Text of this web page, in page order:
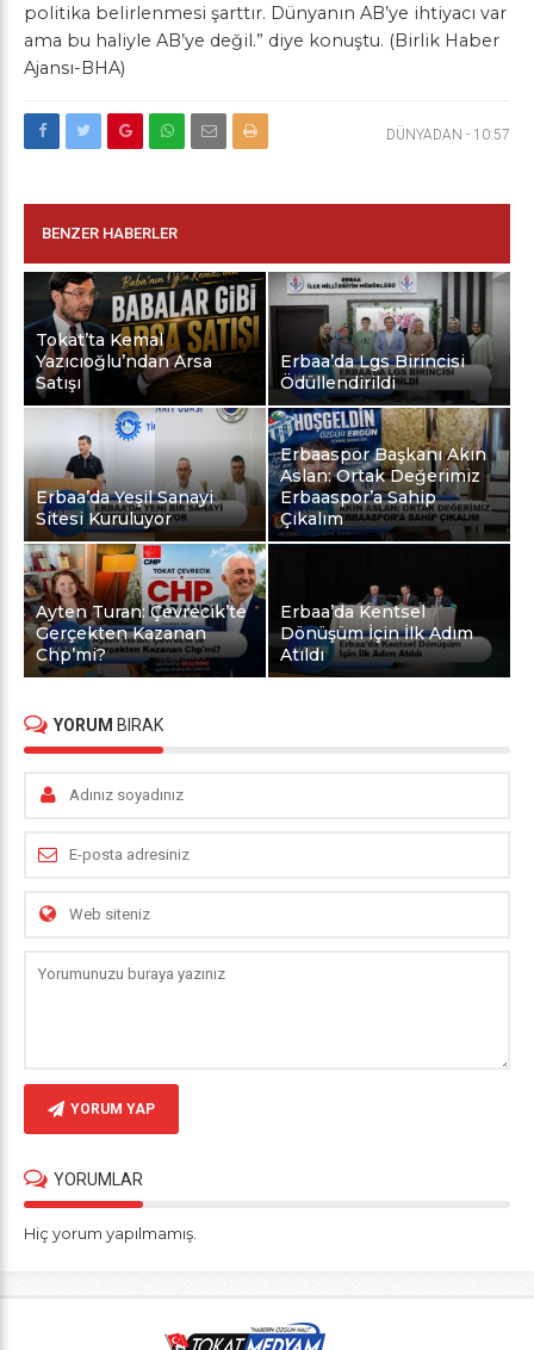
politika belirlenmesi şarttır. Dünyanın AB’ye ihtiyacı var
ama bu haliyle AB’ye değil.” diye konuştu. (Birlik Haber
Ajansı-BHA)
DÜNYADAN - 10:57
BENZER HABERLER
Tokat’ta Kemal
Yazıcıoğlu’ndan Arsa
Satışı
Erbaa’da Lgs Birincisi
Ödüllendirildi
Erbaa’da Yeşil Sanayi
Sitesi Kuruluyor
Erbaaspor Başkanı Akın
Aslan: Ortak Değerimiz
Erbaaspor’a Sahip
Çıkalım
Ayten Turan: Çevrecik’te
Gerçekten Kazanan
Chp’mi?
Erbaa’da Kentsel
Dönüşüm İçin İlk Adım
Atıldı
YORUM BIRAK
YORUM YAP
YORUMLAR
Hiç yorum yapılmamış.